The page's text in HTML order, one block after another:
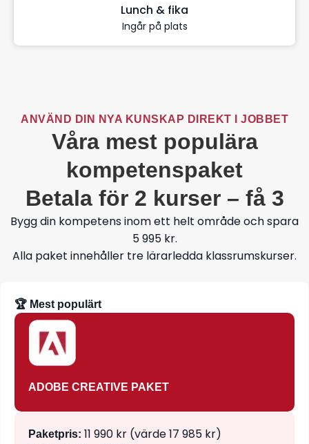
Lunch & fika
Ingår på plats
ANVÄND DIN NYA KUNSKAP DIREKT I JOBBET
Våra mest populära
kompetenspaket
Betala för 2 kurser – få 3
Bygg din kompetens inom ett helt område och spara
5 995 kr.
Alla paket innehåller tre lärarledda klassrumskurser.
🏆 Mest populärt
ADOBE CREATIVE PAKET
Paketpris: 11 990 kr (värde 17 985 kr)